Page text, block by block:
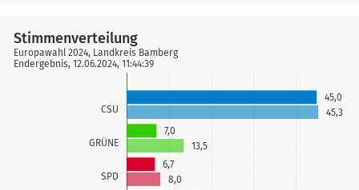
CSU
GRÜNE
SPD
45,3
13,5
8,0
45,0
7,0
6,7
Stimmenverteilung
Europawahl 2024, Landkreis Bamberg
Endergebnis, 12.06.2024, 11:44:39